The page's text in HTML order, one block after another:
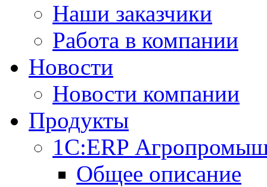
Наши заказчики
Работа в компании
Новости
Новости компании
Продукты
1С:ERP
Общее описание